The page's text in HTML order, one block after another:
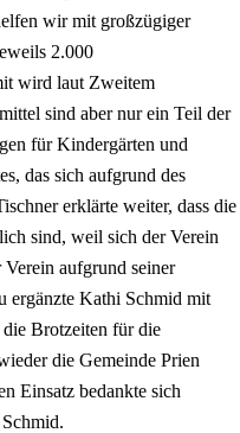
wir mit großzügiger
2.000
wird laut Zweitem
sind aber nur ein Teil der
für Kindergärten und
das sich aufgrund des
erklärte weiter, dass die
sind, weil sich der Verein
aufgrund seiner
ergänzte Kathi Schmid mit
Brotzeiten für die
die Gemeinde Prien
Einsatz bedankte sich